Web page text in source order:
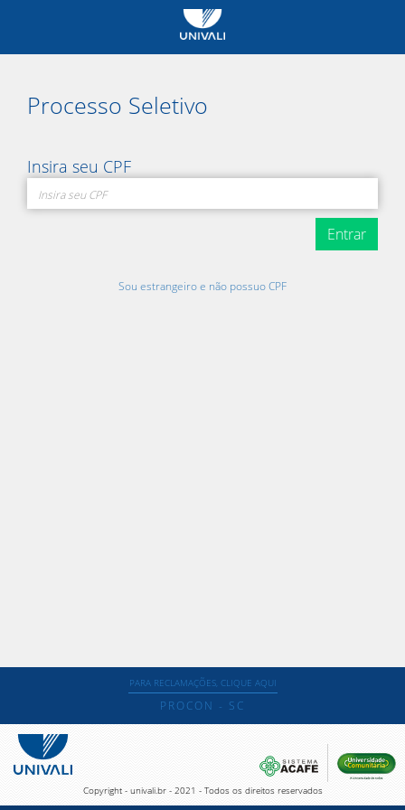
Processo Seletivo
Insira seu CPF
Entrar
Sou estrangeiro e não possuo CPF
PARA RECLAMAÇÕES, CLIQUE AQUI
PROCON - SC
Copyright - univali.br - 2021 - Todos os direitos reservados